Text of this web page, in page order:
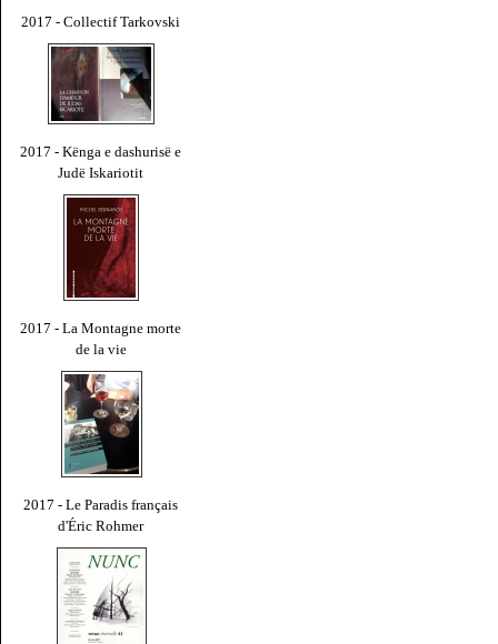
2017 - Collectif Tarkovski
2017 - Kënga e dashurisë e
Judë Iskariotit
2017 - La Montagne morte
de la vie
2017 - Le Paradis français
d'Éric Rohmer